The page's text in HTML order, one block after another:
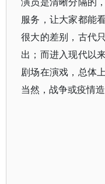
服务，让大家都能
很大的差别，古代
出；而进入现代以
剧场在演戏，总体
当然，战争或疫情